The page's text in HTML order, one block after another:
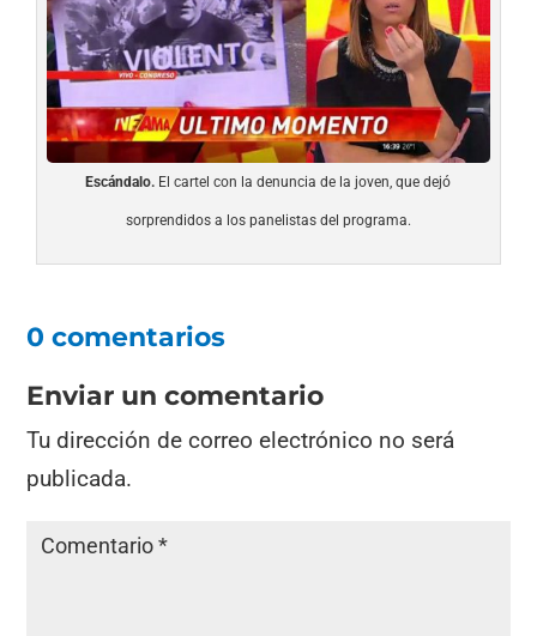
Escándalo. El cartel con la denuncia de la joven, que dejó
sorprendidos a los panelistas del programa.
0 comentarios
Enviar un comentario
Tu dirección de correo electrónico no será
publicada.